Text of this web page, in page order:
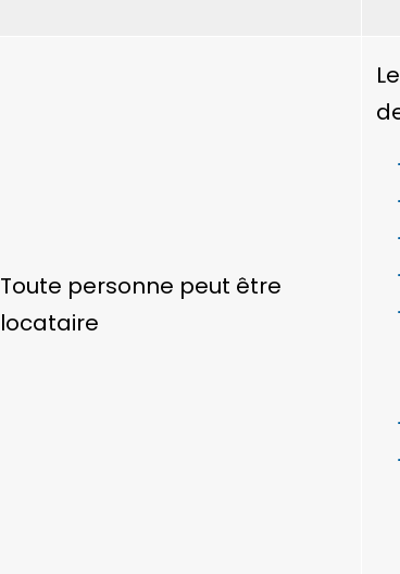
Toute personne peut être
locataire